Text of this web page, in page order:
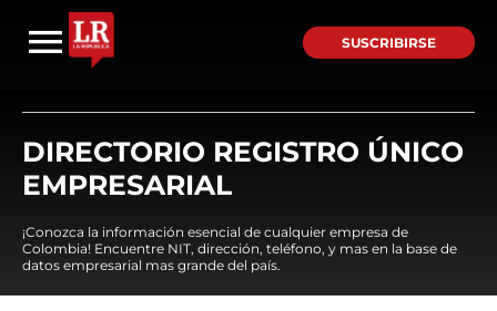
SUSCRIBIRSE
DIRECTORIO REGISTRO ÚNICO
EMPRESARIAL
¡Conozca la información esencial de cualquier empresa de
Colombia! Encuentre NIT, dirección, teléfono, y mas en la base de
datos empresarial mas grande del país.